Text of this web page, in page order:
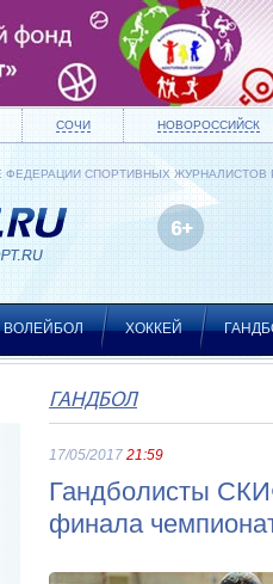
СОЧИ НОВОРОССИЙСК
ФЕДЕРАЦИИ СПОРТИВНЫХ ЖУРНАЛИСТОВ
ВОЛЕЙБОЛ ХОККЕЙ
ГАНДБОЛ
17/05/2017 21:59
Гандболисты
финала